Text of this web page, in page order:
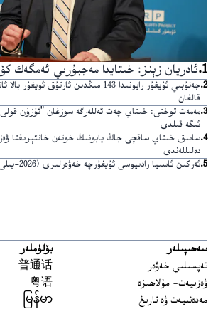
1
.ئادريان زېنز: خىتايدا مەجبۇرىي ئەمگەك
2
.
جەنۇبىي ئۇيغۇر رايونىدا 143 مىڭدىن ئارتۇق
قالغان
3
.مەمەت توختى: خىتاي چەت ئەللەرگە سوزغان ”ئۇزۇن
ئىگە قىلدى
4
.سابىق خىتاي ساقچى جاڭ يابونىڭ خوتەن خانئېرىقتا
دەلىللەندى
5
.ئەركىن ئاسىيا رادىيوسى ئۇيغۇرچە خەۋەرلىرى (2026-يىلى 7-ئاۋغۇست)
سەھىپىلەر
تەپسىلىي خەۋەر
ۋەزىيەت- مۇلاھىزە
مەدەنىيەت ۋە تارىخ
بۆلۈملەر
普通话
粤语
မြန်မာ